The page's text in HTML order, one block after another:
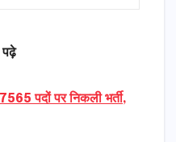
पदों पर निकली भर्ती,